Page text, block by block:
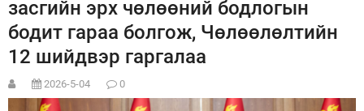
засгийн эрх чөлөөний бодлогын
бодит гараа болгож, Чөлөөлөлтийн
12 шийдвэр гаргалаа
2026-5-04 0